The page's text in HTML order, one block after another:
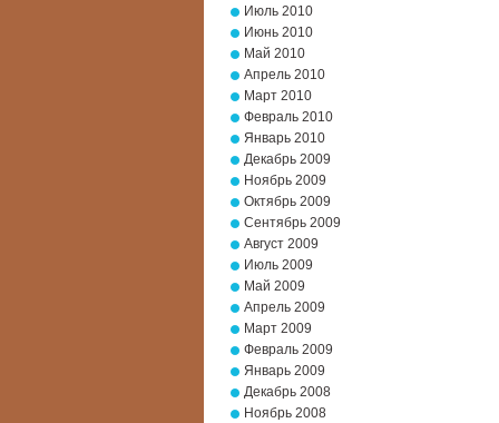
Июль 2010
Июнь 2010
Май 2010
Апрель 2010
Март 2010
Февраль 2010
Январь 2010
Декабрь 2009
Ноябрь 2009
Октябрь 2009
Сентябрь 2009
Август 2009
Июль 2009
Май 2009
Апрель 2009
Март 2009
Февраль 2009
Январь 2009
Декабрь 2008
Ноябрь 2008